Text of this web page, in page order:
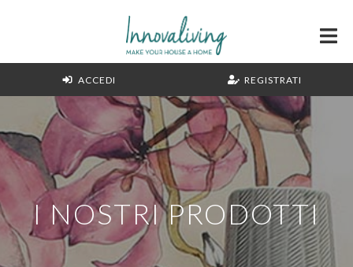
ACCEDI REGISTRATI
I NOSTRI PRODOTTI